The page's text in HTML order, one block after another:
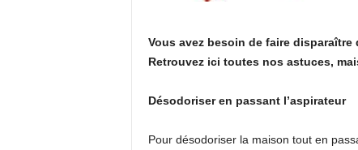
Vous avez besoin de faire
Retrouvez ici toutes nos astuces,
Désodoriser en passant l’aspirateur
Pour désodoriser la maison tout en